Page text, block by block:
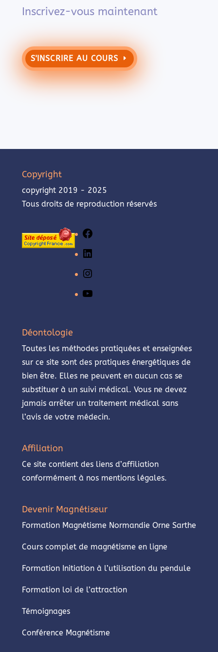
Inscrivez-vous maintenant
S'INSCRIRE AU COURS
Copyright
copyright 2019 - 2025
Tous droits de reproduction réservés
Déontologie
Toutes les méthodes pratiquées et enseignées
sur ce site sont des pratiques énergétiques de
bien être. Elles ne peuvent en aucun cas se
substituer à un suivi médical. Vous ne devez
jamais arrêter un traitement médical sans
l’avis de votre médecin.
Affiliation
Ce site contient des liens d’affiliation
conformément à nos mentions légales.
Devenir Magnétiseur
Formation Magnétisme Normandie Orne Sarthe
Cours complet de magnétisme en ligne
Formation Initiation à l’utilisation du pendule
Formation loi de l’attraction
Témoignages
Conférence Magnétisme